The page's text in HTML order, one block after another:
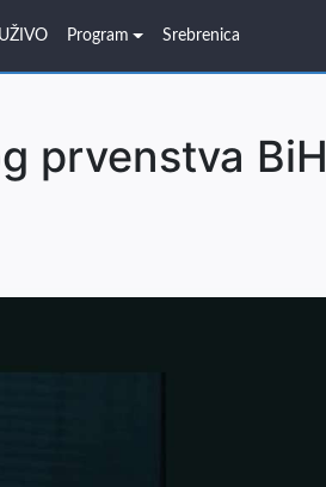
UŽIVO Program Srebrenica
prvenstva BiH